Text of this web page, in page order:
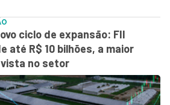
ciclo de expansão: FII
até R$ 10 bilhões, a maior
no setor